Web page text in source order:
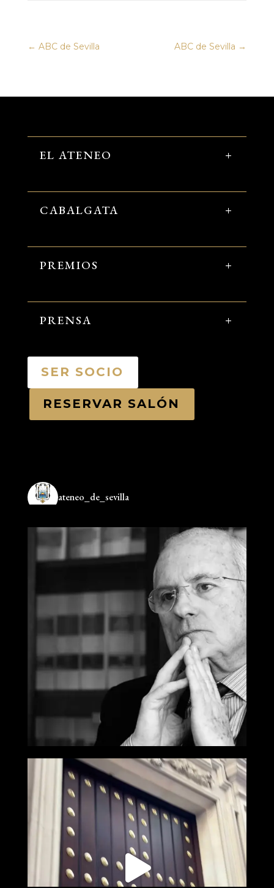
← ABC de Sevilla ABC de Sevilla →
EL ATENEO
CABALGATA
PREMIOS
PRENSA
SER SOCIO
RESERVAR SALÓN
ateneo_de_sevilla